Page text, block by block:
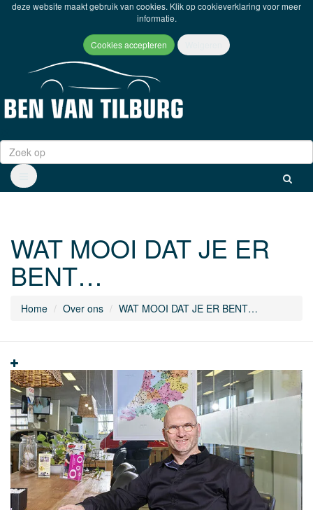
deze website maakt gebruik van cookies. Klik opcookieverklaring voor meer
informatie.
WAT MOOI DAT JE ER
BENT…
Home Over ons WAT MOOI DAT JE ER BENT…